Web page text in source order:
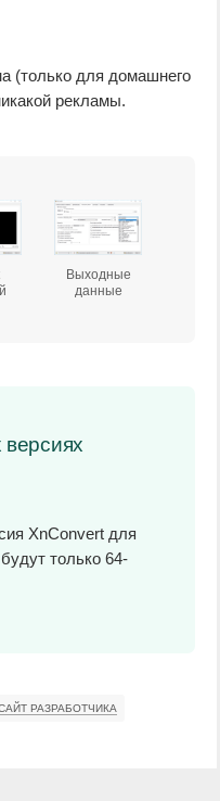
(только для домашнего
рекламы.
Выходные
данные
версиях
XnConvert для
только 64-
РАЗРАБОТЧИКА